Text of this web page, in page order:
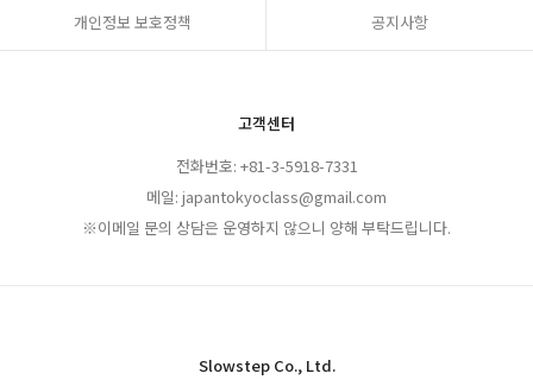
개인정보 보호정책 공지사항
고객센터
전화번호: +81-3-5918-7331
메일: japantokyoclass@gmail.com
※이메일 문의 상담은 운영하지 않으니 양해 부탁드립니다.
Slowstep Co., Ltd.